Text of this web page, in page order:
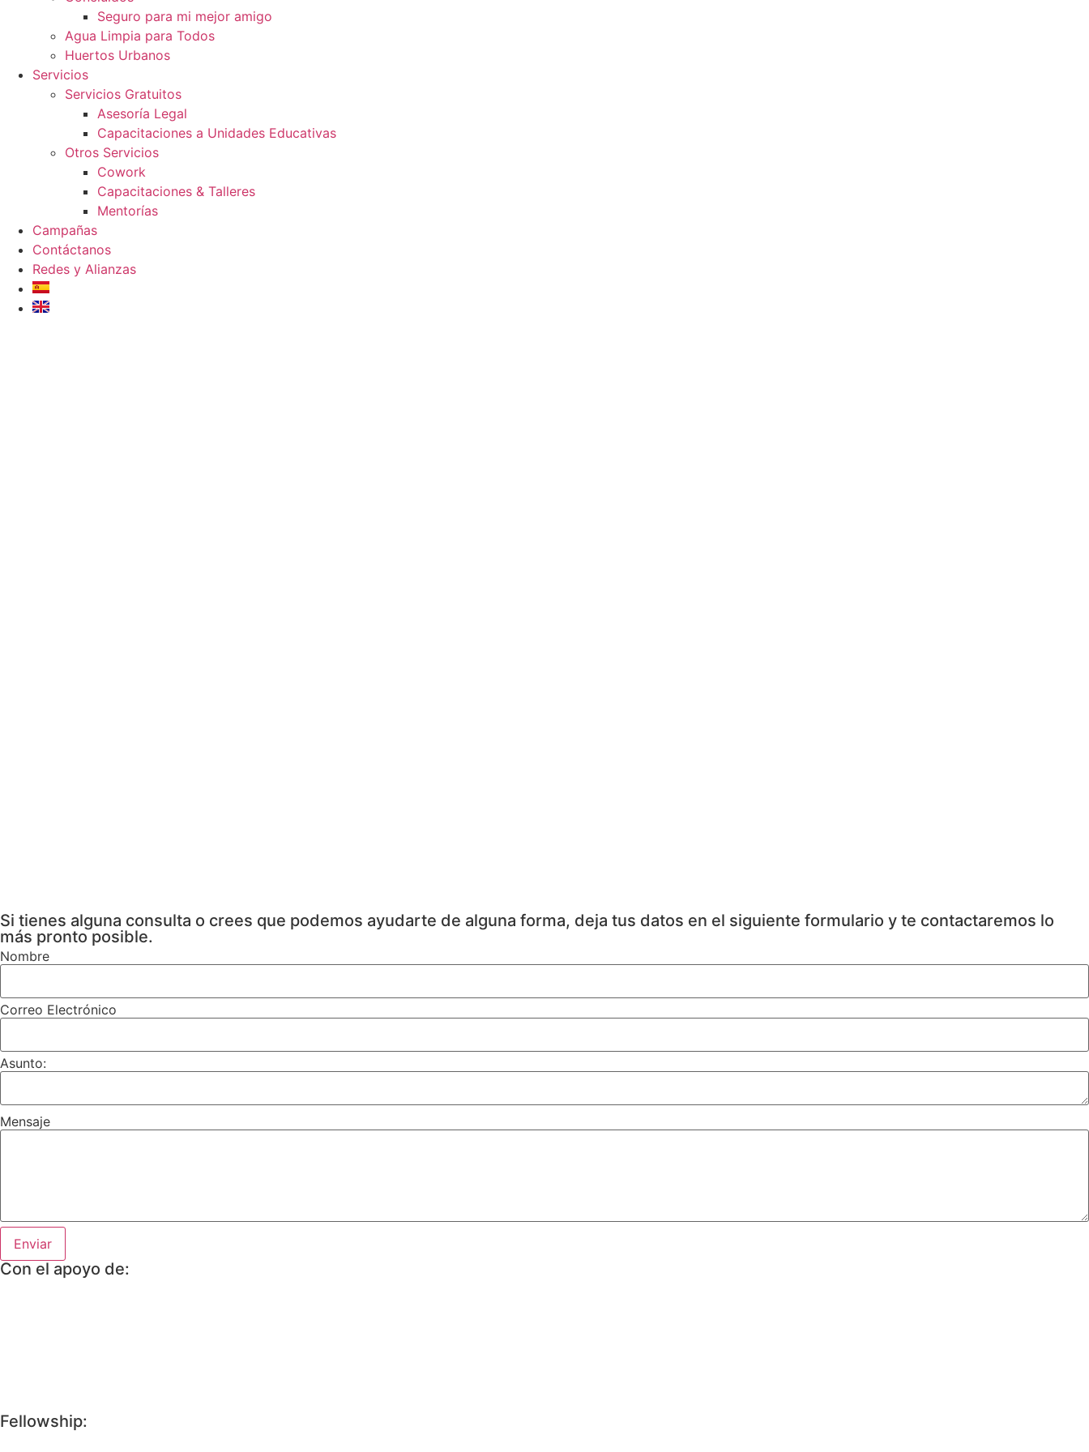
Seguro para mi mejor amigo
Agua Limpia para Todos
Huertos Urbanos
Servicios
Servicios Gratuitos
Asesoría Legal
Capacitaciones a Unidades Educativas
Otros Servicios
Cowork
Capacitaciones & Talleres
Mentorías
Campañas
Contáctanos
Redes y Alianzas
Si tienes alguna consulta o crees que podemos ayudarte de alguna forma, deja tus datos en el siguiente formulario y te contactaremos lo
más pronto posible.
Nombre
Correo Electrónico
Asunto:
Mensaje
Enviar
Con el apoyo de:
Fellowship: